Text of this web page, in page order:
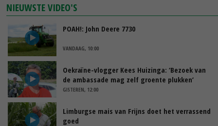
NIEUWSTE VIDEO'S
POAH!: John Deere 7730
VANDAAG, 10:00
Oekraïne-vlogger Kees Huizinga: ‘Bezoek van
de ambassade mag zelf groente plukken’
GISTEREN, 12:00
Limburgse mais van Frijns doet het verrassend
goed